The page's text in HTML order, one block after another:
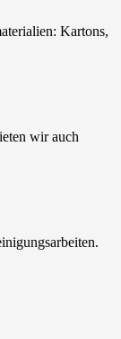
Kartons,
wir auch